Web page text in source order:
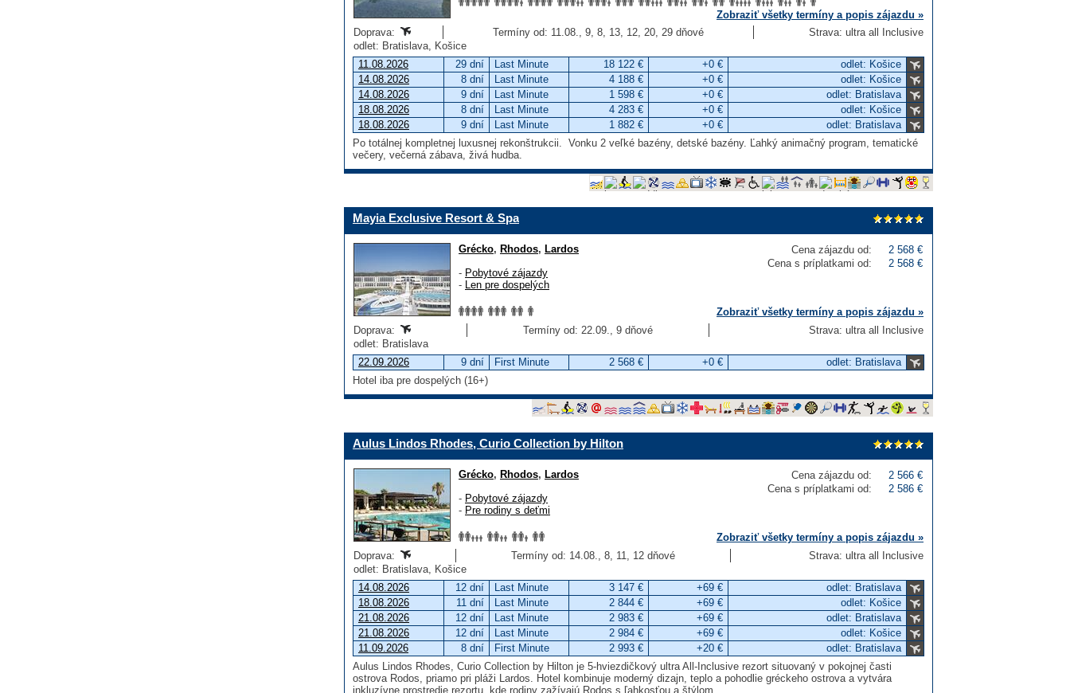
Zobraziť všetky termíny a popis zájazdu »
Doprava:
Termíny od: 11.08., 9, 8, 13, 12, 20, 29 dňové
Strava: ultra all Inclusive
odlet: Bratislava, Košice
11.08.2026
29 dní Last Minute 18 122 € +0 €
odlet: Košice
14.08.2026
8 dní Last Minute 4 188 € +0 €
odlet: Košice
14.08.2026
9 dní Last Minute 1 598 € +0 €
odlet: Bratislava
18.08.2026
8 dní Last Minute 4 283 € +0 €
odlet: Košice
18.08.2026
9 dní Last Minute 1 882 € +0 €
odlet: Bratislava
Po totálnej kompletnej luxusnej rekonštrukcii. Vonku 2 veľké bazény, detské bazény. Ľahký animačný program, tematické
večery, večerná zábava, živá hudba.
Mayia Exclusive Resort & Spa
Cena zájazdu od:
2 568 €
Cena s príplatkami od:
2 568 €
Grécko, Rhodos, Lardos
- Pobytové zájazdy
- Len pre dospelých
Zobraziť všetky termíny a popis zájazdu »
Doprava:
Termíny od: 22.09., 9 dňové
Strava: ultra all Inclusive
odlet: Bratislava
22.09.2026
9 dní First Minute 2 568 € +0 €
odlet: Bratislava
Hotel iba pre dospelých (16+)
Aulus Lindos Rhodes, Curio Collection by Hilton
Cena zájazdu od:
2 566 €
Cena s príplatkami od:
2 586 €
Grécko, Rhodos, Lardos
- Pobytové zájazdy
- Pre rodiny s deťmi
Zobraziť všetky termíny a popis zájazdu »
Doprava:
Termíny od: 14.08., 8, 11, 12 dňové
Strava: ultra all Inclusive
odlet: Bratislava, Košice
14.08.2026
12 dní Last Minute 3 147 € +69 €
odlet: Bratislava
18.08.2026
11 dní Last Minute 2 844 € +69 €
odlet: Košice
21.08.2026
12 dní Last Minute 2 983 € +69 €
odlet: Bratislava
21.08.2026
12 dní Last Minute 2 984 € +69 €
odlet: Košice
11.09.2026
8 dní First Minute 2 993 € +20 €
odlet: Bratislava
Aulus Lindos Rhodes, Curio Collection by Hilton je 5-hviezdičkový ultra All-Inclusive rezort situovaný v pokojnej časti
ostrova Rodos, priamo pri pláži Lardos. Hotel kombinuje moderný dizajn, teplo a pohodlie gréckeho ostrova a vytvára
inkluzívne prostredie rezortu, kde rodiny zažívajú Rodos s ľahkosťou a štýlom.